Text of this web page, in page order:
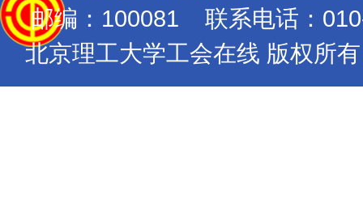
邮编：100081 联系电话：
北京理工大学工会在线 版权所